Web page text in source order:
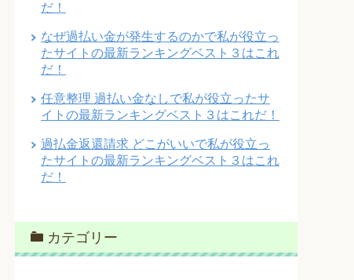
だ！
なぜ過払い金が発生するのかで私が役立っ
たサイトの最新ランキングベスト３はこれ
だ！
任意整理 過払い金なしで私が役立ったサ
イトの最新ランキングベスト３はこれだ！
過払金返還請求 どこがいいで私が役立っ
たサイトの最新ランキングベスト３はこれ
だ！
カテゴリー